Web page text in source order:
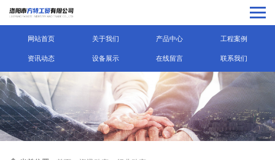
网站首页 关于我们 产品中心 工程案例
资讯动态 设备展示 在线留言 联系我们